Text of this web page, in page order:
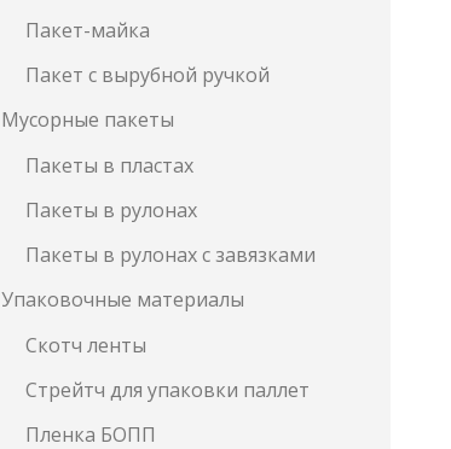
Пакет-майка
Пакет с вырубной ручкой
Мусорные пакеты
Пакеты в пластах
Пакеты в рулонах
Пакеты в рулонах с завязками
Упаковочные материалы
Скотч ленты
Стрейтч для упаковки паллет
Пленка БОПП